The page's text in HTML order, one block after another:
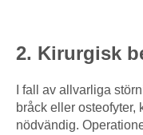
2. Kirurgisk
I fall av allvarliga
bråck eller osteofyter,
nödvändig.